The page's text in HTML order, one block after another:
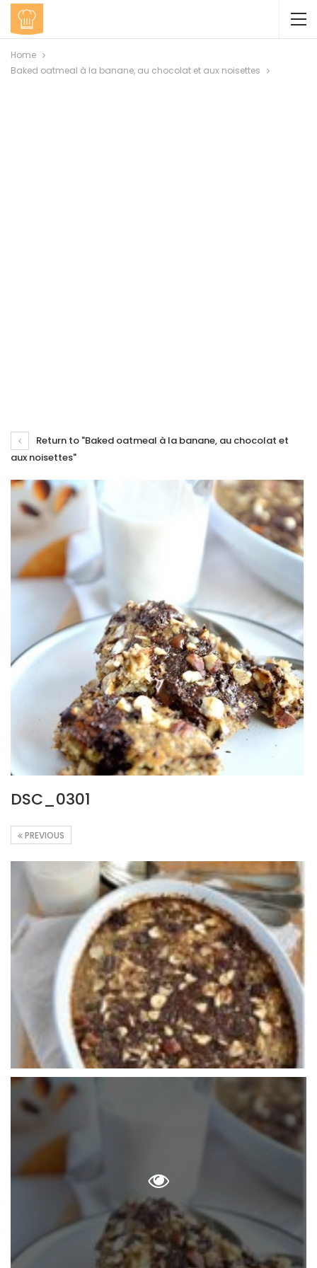
Home
Baked oatmeal à la banane, au chocolat et aux noisettes
Return to "Baked oatmeal à la banane, au chocolat et
aux noisettes"
DSC_0301
PREVIOUS